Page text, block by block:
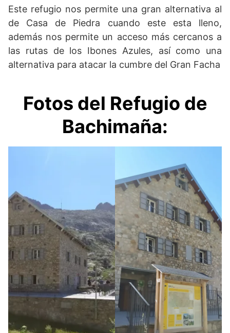
Este refugio nos permite una gran alternativa al
de Casa de Piedra cuando este esta lleno,
además nos permite un acceso más cercanos a
las rutas de los Ibones Azules, así como una
alternativa para atacar la cumbre del Gran Facha
Fotos del Refugio de
Bachimaña: